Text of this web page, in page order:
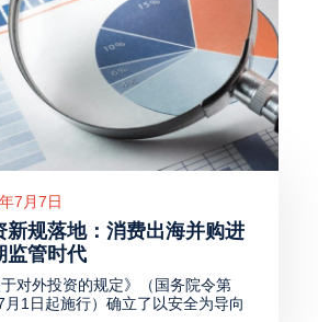
7月7日
新规落地：消费出海并购进
监管时代
对外投资的规定》（国务院令第
1日起施行）确立了以安全为导向